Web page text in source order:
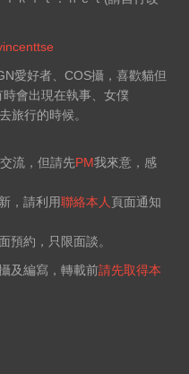
愛好者、COS攝，喜歡貓但
會出現在執事、女僕
旅行的時候。
流，但請先PM我來意，感
，請利用聯絡本人 頁面通知
預約，只限面談。
及編寫，轉載前請先取得本